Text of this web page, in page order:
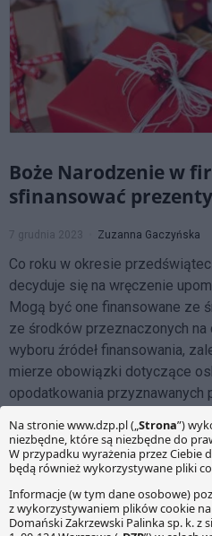
Boże Narodzenie w
sfinansować
7 grudnia 2023 Zuzanna Gaczyńska
Co roku w okresie
decyduje się na wręczenie
Mogą być one finansowane ze
ze środków przeznaczonych na
wyboru źródeł finansowania,
mierze obowiązki dotyczące
opodatkowania przyznawanych
Nieodpłatne
ZFŚS co do zasady